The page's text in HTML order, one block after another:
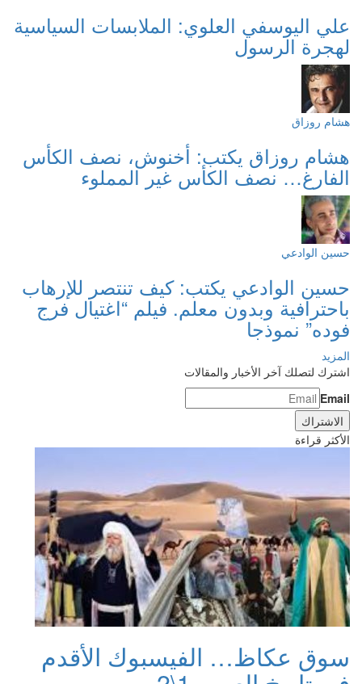
علي اليوسفي العلوي: الملابسات السياسية
لهجرة الرسول
هشام روزاق
هشام روزاق يكتب: أخنوش، نصف الكأس
الفارغ… نصف الكأس غير المملوء
حسين الوادعي
حسين الوادعي يكتب: كيف تنتصر للإرهاب
باحترافية وبدون معلم. فيلم “اغتيال فرج
فوده” نموذجا
المزيد
اشترك لتصلك آخر الأخبار والمقالات
Email
الأكثر قراءة
سوق عكاظ… الفيسبوك الأقدم